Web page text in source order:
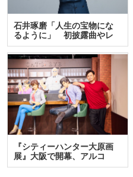
石井琢磨「人生の宝物にな
るように」 初披露曲やレ
ア…
『シティーハンター大原画
展』大阪で開幕、アルコ
＆…